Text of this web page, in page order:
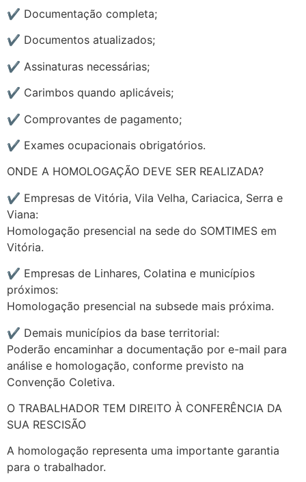
✔ Documentação completa;
✔ Documentos atualizados;
✔ Assinaturas necessárias;
✔ Carimbos quando aplicáveis;
✔ Comprovantes de pagamento;
✔ Exames ocupacionais obrigatórios.
ONDE A HOMOLOGAÇÃO DEVE SER REALIZADA?
✔ Empresas de Vitória, Vila Velha, Cariacica, Serra e
Viana:
Homologação presencial na sede do SOMTIMES em
Vitória.
✔ Empresas de Linhares, Colatina e municípios
próximos:
Homologação presencial na subsede mais próxima.
✔ Demais municípios da base territorial:
Poderão encaminhar a documentação por e-mail para
análise e homologação, conforme previsto na
Convenção Coletiva.
O TRABALHADOR TEM DIREITO À CONFERÊNCIA DA
SUA RESCISÃO
A homologação representa uma importante garantia
para o trabalhador.